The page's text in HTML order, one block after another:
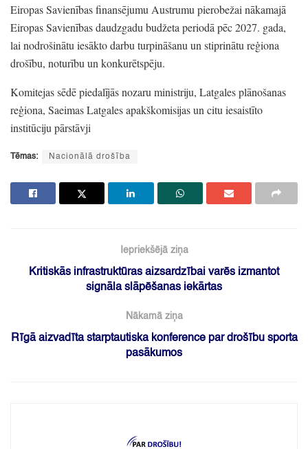
Eiropas Savienības finansējumu Austrumu pierobežai nākamajā
Eiropas Savienības daudzgadu budžeta periodā pēc 2027. gada,
lai nodrošinātu iesākto darbu turpināšanu un stiprinātu reģiona
drošību, noturību un konkurētspēju.
Komitejas sēdē piedalījās nozaru ministriju, Latgales plānošanas
reģiona, Saeimas Latgales apakškomisijas un citu iesaistīto
institūciju pārstāvji
Tēmas: Nacionālā drošība
Iepriekšējā ziņa
Kritiskās infrastruktūras aizsardzībai varēs izmantot
signāla slāpēšanas iekārtas
Nākamā ziņa
Rīgā aizvadīta starptautiska konference par drošību sporta
pasākumos